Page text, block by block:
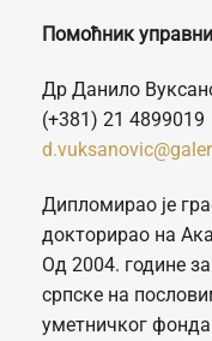
Помоћник
Др Данило
(+381) 21 4899019
Дипломирао је
докторирао на
Од 2004. године
српске на
уметничког фонда